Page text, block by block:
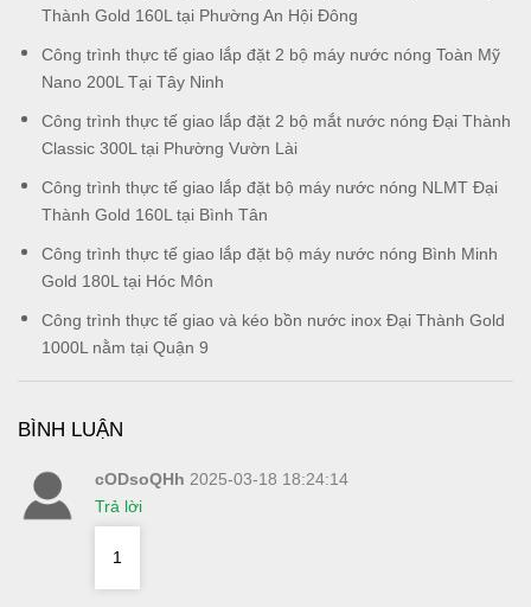
Thành Gold 160L tại Phường An Hội Đông
Công trình thực tế giao lắp đặt 2 bộ máy nước nóng Toàn Mỹ
Nano 200L Tại Tây Ninh
Công trình thực tế giao lắp đặt 2 bộ mắt nước nóng Đại Thành
Classic 300L tại Phường Vườn Lài
Công trình thực tế giao lắp đặt bộ máy nước nóng NLMT Đại
Thành Gold 160L tại Bình Tân
Công trình thực tế giao lắp đặt bộ máy nước nóng Bình Minh
Gold 180L tại Hóc Môn
Công trình thực tế giao và kéo bồn nước inox Đại Thành Gold
1000L nằm tại Quận 9
BÌNH LUẬN
cODsoQHh 2025-03-18 18:24:14
Trả lời
1